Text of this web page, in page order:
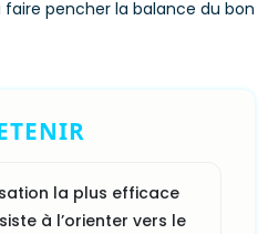
pencher la balance du bon
la plus efficace
à l’orienter vers le